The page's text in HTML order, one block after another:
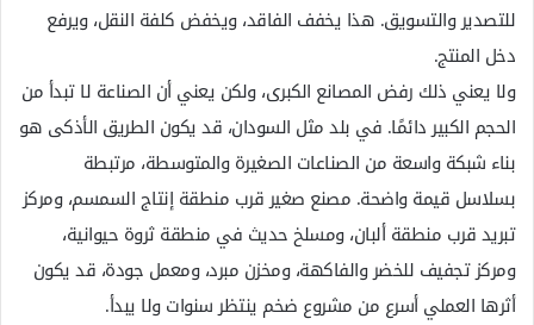
للتصدير والتسويق. هذا يخفف الفاقد، ويخفض كلفة النقل، ويرفع
دخل المنتج.
ولا يعني ذلك رفض المصانع الكبرى، ولكن يعني أن الصناعة لا تبدأ من
الحجم الكبير دائمًا. في بلد مثل السودان، قد يكون الطريق الأذكى هو
بناء شبكة واسعة من الصناعات الصغيرة والمتوسطة، مرتبطة
بسلاسل قيمة واضحة. مصنع صغير قرب منطقة إنتاج السمسم، ومركز
تبريد قرب منطقة ألبان، ومسلخ حديث في منطقة ثروة حيوانية،
ومركز تجفيف للخضر والفاكهة، ومخزن مبرد، ومعمل جودة، قد يكون
أثرها العملي أسرع من مشروع ضخم ينتظر سنوات ولا يبدأ.